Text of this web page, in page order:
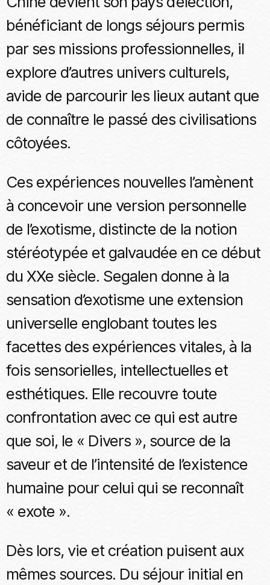
bénéficiant de longs séjours permis
par ses missions professionnelles, il
explore d’autres univers culturels,
avide de parcourir les lieux autant que
de connaître le passé des civilisations
côtoyées.
Ces expériences nouvelles l’amènent
à concevoir une version personnelle
de l’exotisme, distincte de la notion
stéréotypée et galvaudée en ce début
du XXe siècle. Segalen donne à la
sensation d’exotisme une extension
universelle englobant toutes les
facettes des expériences vitales, à la
fois sensorielles, intellectuelles et
esthétiques. Elle recouvre toute
confrontation avec ce qui est autre
que soi, le « Divers », source de la
saveur et de l’intensité de l’existence
humaine pour celui qui se reconnaît
« exote ».
Dès lors, vie et création puisent aux
mêmes sources. Du séjour initial en